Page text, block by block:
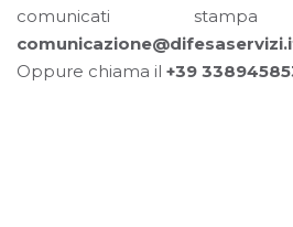
comunicati
Oppure chiama il +39